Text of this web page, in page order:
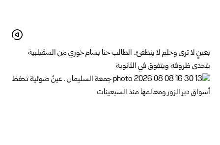
بعينٍ لا ترى وحلمٍ لا ينطفئ.. الطالب حنا بسام خوري من السقيلبية
يتحدى ظروفه ويتفوق في الثانوية